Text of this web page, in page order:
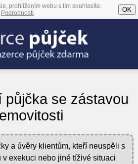
prohlížením webu s tím souhlasíte.
Podrobnosti
OK
půjčka se zástavou
a úvěry klientům, kteří neuspěli s
v exekuci nebo jiné tíživé situaci